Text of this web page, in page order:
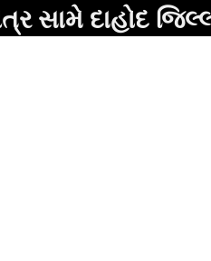
દાહોદ જિલ્લા